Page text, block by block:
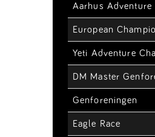
Aarhus Adventure
European
Yeti Adventure
DM Master
Genforeningen
Eagle Race